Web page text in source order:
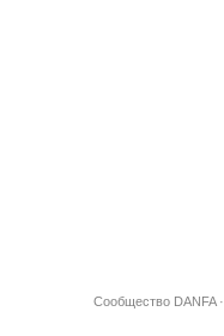
Сообщество DANFA ·